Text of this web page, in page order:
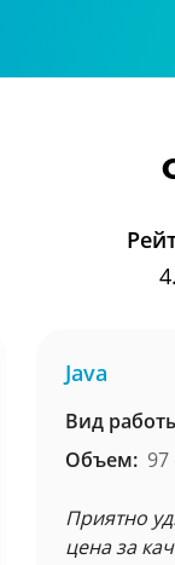
Java
Вид
Объем: 97
Приятно
цена за